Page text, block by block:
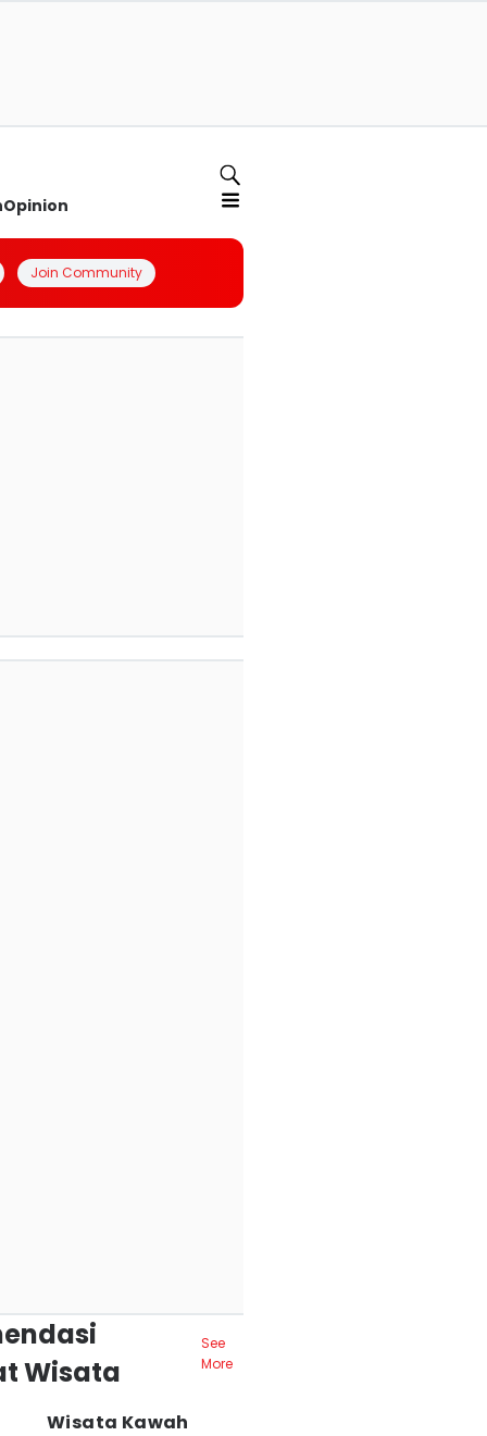
Opinion
Join Community
Wisata
See
More
Wisata Kawah